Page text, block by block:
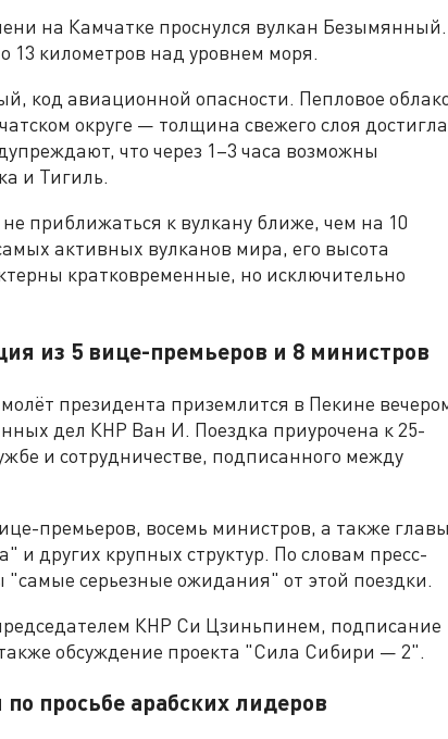
на Камчатке проснулся вулкан Безымянный.
13 километров над уровнем моря.
код авиационной опасности. Пепловое
округе — толщина свежего слоя достигла
что через 1–3 часа возможны
и Тигиль.
приближаться к вулкану ближе, чем на 10
активных вулканов мира, его высота
кратковременные, но исключительно
из 5 вице-премьеров и 8 министров
президента приземлится в Пекине
дел КНР Ван И. Поездка приурочена к 25-
и сотрудничестве, подписанного между
премьеров, восемь министров, а также главы
и других крупных структур. По словам пресс-
серьезные ожидания" от этой поездки.
КНР Си Цзиньпинем, подписание
обсуждение проекта "Сила Сибири — 2".
просьбе арабских лидеров